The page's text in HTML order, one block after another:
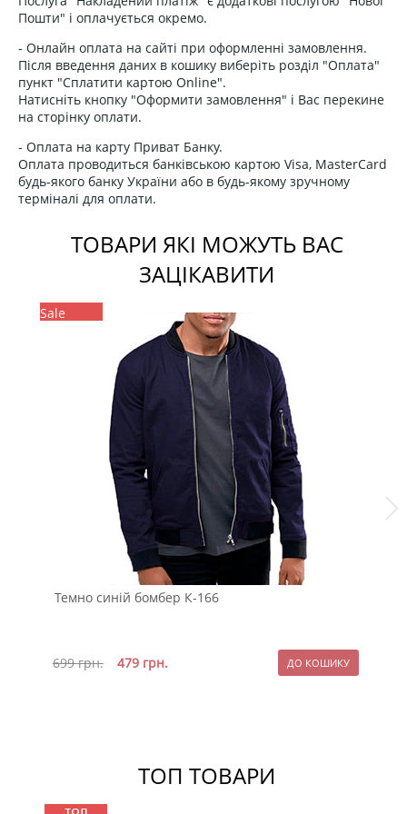
Пошти" і оплачується окремо.
- Онлайн оплата на сайті при оформленні замовлення.
Після введення даних в кошику виберіть розділ "Оплата"
пункт "Сплатити картою Online".
Натисніть кнопку "Оформити замовлення" і Вас перекине
на сторінку оплати.
- Оплата на карту Приват Банку.
Оплата проводиться банківською картою Visa, MasterCard
будь-якого банку України або в будь-якому зручному
терміналі для оплати.
ТОВАРИ ЯКІ МОЖУТЬ ВАС
ЗАЦІКАВИТИ
Sale
Темно синій бомбер К-166
699грн. 479 грн.
ТОП ТОВАРИ